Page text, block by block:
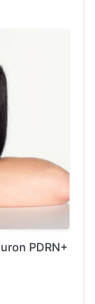
PDRN+